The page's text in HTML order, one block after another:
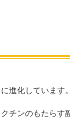
進化しています。
チンのもたら